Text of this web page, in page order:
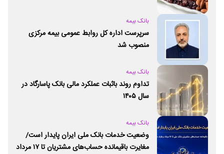
بانک بیمه
سرپرست اداره کل روابط عمومی بیمه مرکزی
منصوب شد
بانک بیمه
تداوم روند باثبات عملکرد مالی بانک پاسارگاد در
سال ۱۴۰۵
بانک بیمه
وضعیت خدمات بانک ملی ایران پایدار است/
مغایرت‌ باقیمانده حساب‌های مشتریان تا ۱۷ مرداد